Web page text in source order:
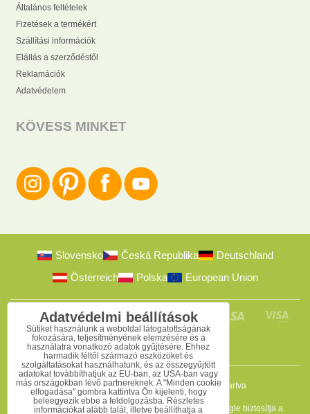
Általános feltételek
Fizetések a termékért
Szállítási információk
Elállás a szerződéstől
Reklamációk
Adatvédelem
KÖVESS MINKET
Slovensko Česká Republika
Deutschland
Österreich
Polska European Union
2009-2026 © Bomba s.r.o. Minden jog fenntartva
Ez az oldal reCAPTCHA programmal védett, és a Google biztosítja a
Adatvédelmi beállítások
Sütiket használunk a weboldal látogatottságának
fokozására, teljesítményének elemzésére és a
használatra vonatkozó adatok gyűjtésére. Ehhez
harmadik féltől származó eszközöket és
szolgáltatásokat használhatunk, és az összegyűjtött
adatokat továbbíthatjuk az EU-ban, az USA-ban vagy
más országokban lévő partnereknek. A "Minden cookie
elfogadása" gombra kattintva Ön kijelenti, hogy
beleegyezik ebbe a feldolgozásba. Részletes
információkat alább talál, illetve beállíthatja a